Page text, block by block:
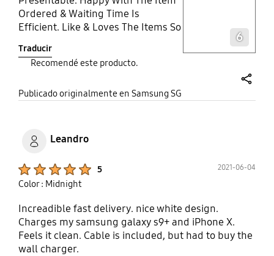
Ordered & Waiting Time Is
Efficient. Like & Loves The Items So
Thumbs Up.
Traducir
6
Recomendé este producto.
Publicado originalmente en Samsung SG
Leandro
5 2021-06-04
Color : Midnight
Increadible fast delivery. nice white design.
Charges my samsung galaxy s9+ and iPhone X.
Feels it clean. Cable is included, but had to buy the
wall charger.